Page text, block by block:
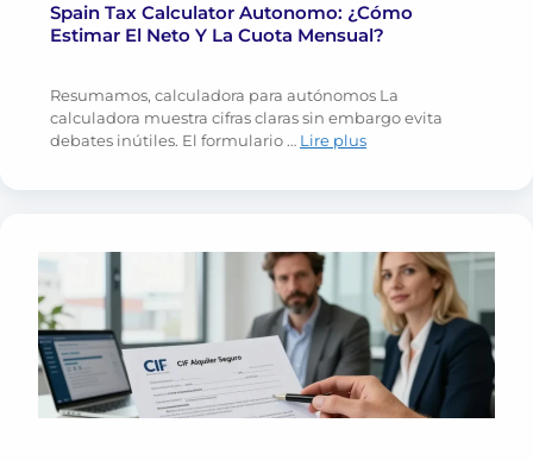
Spain Tax Calculator Autonomo: ¿Cómo
Estimar El Neto Y La Cuota Mensual?
Resumamos, calculadora para autónomos La
calculadora muestra cifras claras sin embargo evita
debates inútiles. El formulario … Lire plus